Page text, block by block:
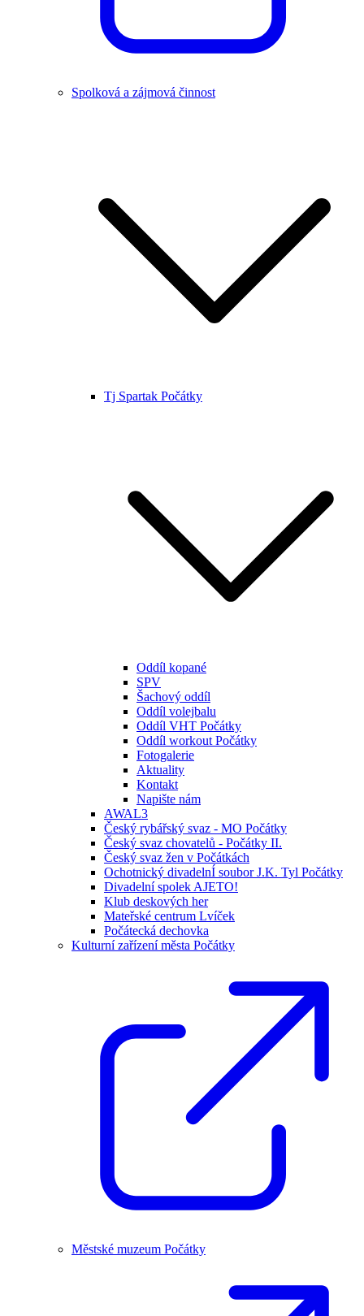
Spolková a zájmová činnost
Tj Spartak Počátky
Oddíl kopané
SPV
Šachový oddíl
Oddíl volejbalu
Oddíl VHT Počátky
Oddíl workout Počátky
Fotogalerie
Aktuality
Kontakt
Napište nám
AWAL3
Český rybářský svaz - MO Počátky
Český svaz chovatelů - Počátky II.
Český svaz žen v Počátkách
Ochotnický divadelnÍ soubor J.K. Tyl Počátky
Divadelní spolek AJETO!
Klub deskových her
Mateřské centrum Lvíček
Počátecká dechovka
Kulturní zařízení města Počátky
Městské muzeum Počátky